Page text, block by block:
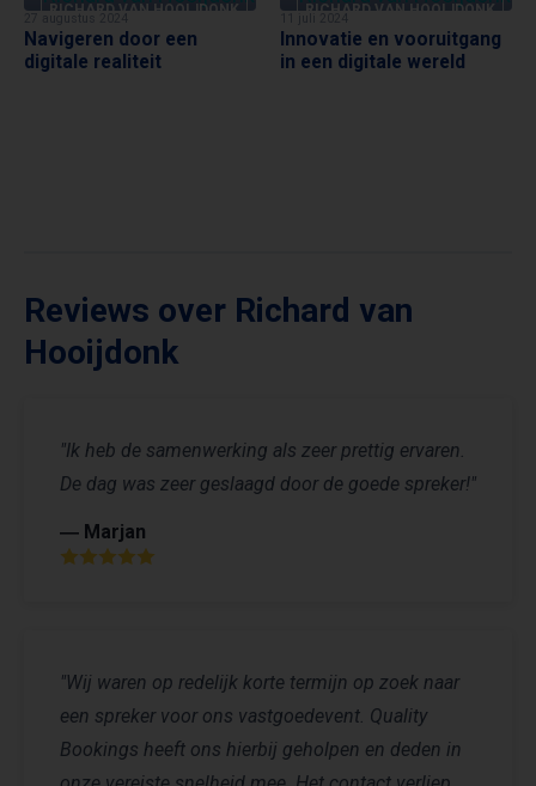
RICHARD VAN HOOIJDONK
Navigeren door een
digitale realiteit
RICHARD VAN HOOIJDONK
Innovatie en vooruitgang
in een digitale wereld
Reviews over Richard van
Hooijdonk
"Ik heb de samenwerking als zeer prettig ervaren.
De dag was zeer geslaagd door de goede spreker!"
― Marjan
"Wij waren op redelijk korte termijn op zoek naar
een spreker voor ons vastgoedevent. Quality
Bookings heeft ons hierbij geholpen en deden in